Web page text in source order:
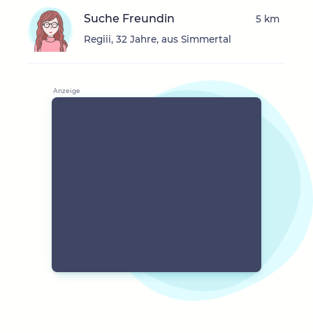
Suche Freundin
Regiii, 32 Jahre, aus Simmertal
5 km